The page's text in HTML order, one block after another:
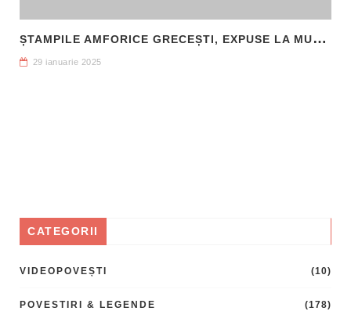
Ș
TAMPILE AMFORICE GRECEȘTI, EXPUSE LA MUZEUL DE ARHEOLOGIE CALLATIS MANGALIA
29 ianuarie 2025
CATEGORII
VIDEOPOVEȘTI (10)
POVESTIRI & LEGENDE (178)